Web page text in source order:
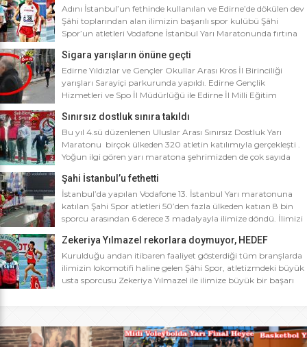
Adını İstanbul’un fethinde kullanılan ve Edirne’de dökülen dev
Şâhi toplarından alan ilimizin başarılı spor kulübü Şâhi
Spor’un atletleri Vodafone İstanbul Yarı Maratonunda fırtına
Vodafone İstanbul Yarı Maratonu’na ilimizden Şâhi Spor 5
sporcusuyla katıldı. Vodafone İstanbul Yarı Maratonu 10 bin
metre yarışına toplamda 4 bin […]
Sigara yarışların önüne geçti
Edirne Yıldızlar ve Gençler Okullar Arası Kros İl Birinciliği
yarışları Sarayiçi parkurunda yapıldı. Edirne Gençlik
Hizmetleri ve Spo İl Müdürlüğü ile Edirne İl Milli Eğitim
Birinciliği yarışları Sarayiçi parkurunda yapıldı. Oldukça soğuk
ve yağmurlu bir havada düzenlenen yarışlara katılımın
yoğun olması atletizm adına sevindirici bulunurken Atletizm
Federasyonu İl […]
Sınırsız dostluk sınıra takıldı
Bu yıl 4.sü düzenlenen Uluslar Arası Sınırsız Dostluk Yarı
Maratonu birçok ülkeden 320 atletin katılımıyla gerçekleşti .
Yoğun ilgi gören yarı maratona şehrimizden de çok sayıda
Ali Soydan tarafından yeni kurulmasına rağmen bir çok
branşta başarıdan başarıya koşan Edirne Al Kan Spor Kulübü
de […]
Şahi İstanbul’u fethetti
İstanbul’da yapılan Vodafone 13. İstanbul Yarı maratonuna
katılan Şahi Spor atletleri 50’den fazla ülkeden katıan 8 bin
sporcu arasından 6 derece 3 madalyayla ilimize döndü. İlimizi
spor, başarılarına bir yensini ekledi. İstanbul’da yapılan ve
50’yi aşkın ülkeden 8 bin sporcunun katıldığı Vodafone 13.
İstanbul Yarı Maratonuna katılan […]
Zekeriya Yılmazel rekorlara doymuyor, HEDEF
OLİMPİYAT ŞAMPİYONLUĞU
Kurulduğu andan itibaren faaliyet gösterdiği tüm branşlarda
ilimizin lokomotifi haline gelen Şâhi Spor, atletizmdeki büyük
usta sporcusu Zekeriya Yılmazel ile ilimize büyük bir başarı
başarılarına yenilerini ekledi. İstanbul Ataköy’de 11-12 Mart
2017 tarihlerinde düzenlenen Masterlar […]